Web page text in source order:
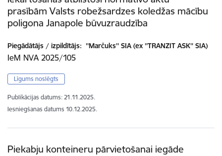
prasībām Valsts robežsardzes koledžas mācību
poligona Janapole būvuzraudzība
Piegādātājs / izpildītājs: ''Marčuks'' SIA (ex ''TRANZIT ASK'' SIA)
IeM NVA 2025/105
Līgums noslēgts
Publikācijas datums: 21.11.2025.
Iesniegšanas datums 10.12.2025.
Piekabju konteineru pārvietošanai iegāde